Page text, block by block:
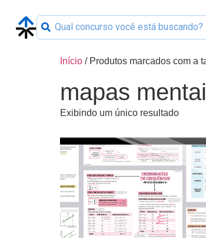
Início / Produtos marcados com a
mapas
Exibindo um único resultado